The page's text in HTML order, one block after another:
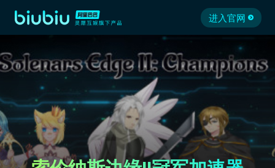
进入官网